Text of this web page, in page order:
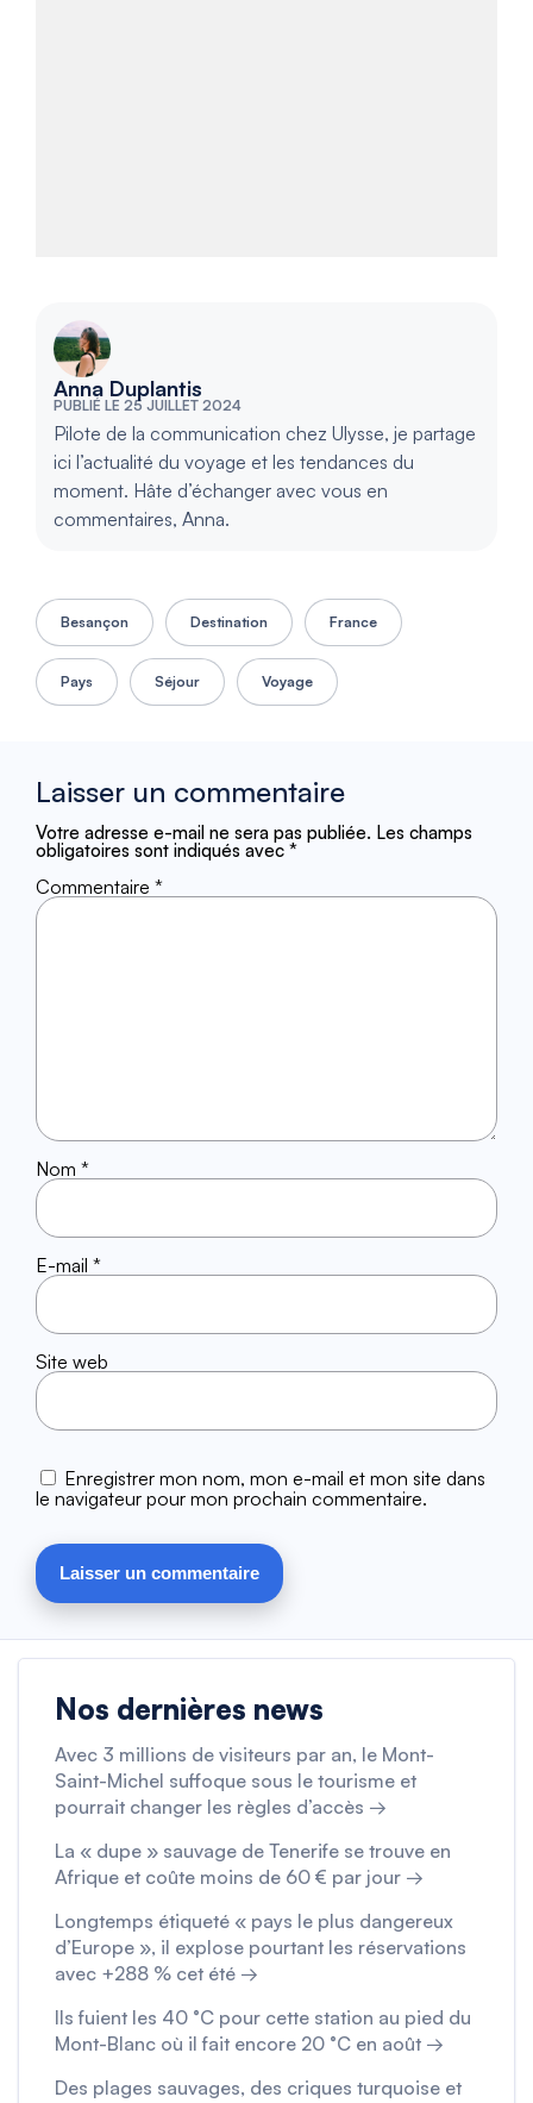
Anna Duplantis
PUBLIÉ LE 25 JUILLET 2024
Pilote de la communication chez Ulysse, je partage
ici l’actualité du voyage et les tendances du
moment. Hâte d’échanger avec vous en
commentaires, Anna.
Besançon Destination France
Pays Séjour Voyage
Laisser un commentaire
Votre adresse e-mail ne sera pas publiée. Les champs
obligatoires sont indiqués avec *
Commentaire *
Nom *
E-mail *
Site web
Enregistrer mon nom, mon e-mail et mon site dans
le navigateur pour mon prochain commentaire.
Nos dernières news
Avec 3 millions de visiteurs par an, le Mont-
Saint-Michel suffoque sous le tourisme et
pourrait changer les règles d’accès →
La « dupe » sauvage de Tenerife se trouve en
Afrique et coûte moins de 60 € par jour →
Longtemps étiqueté « pays le plus dangereux
d’Europe », il explose pourtant les réservations
avec +288 % cet été →
Ils fuient les 40 °C pour cette station au pied du
Mont-Blanc où il fait encore 20 °C en août →
Des plages sauvages, des criques turquoise et